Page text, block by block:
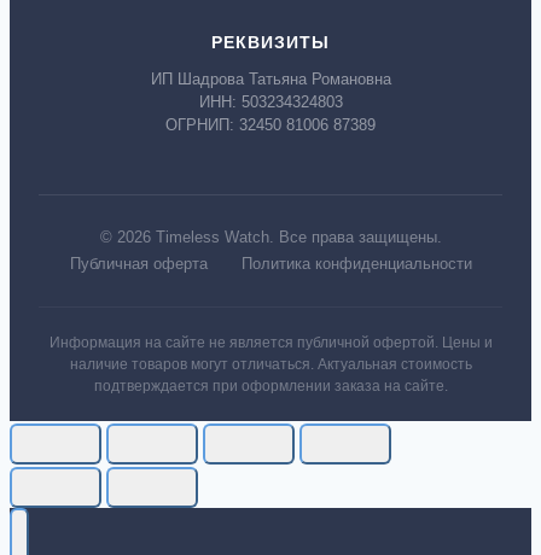
РЕКВИЗИТЫ
ИП Шадрова Татьяна Романовна
ИНН: 503234324803
ОГРНИП: 32450 81006 87389
© 2026 Timeless Watch. Все права защищены.
Публичная оферта
Политика конфиденциальности
Информация на сайте не является публичной офертой. Цены и
наличие товаров могут отличаться. Актуальная стоимость
подтверждается при оформлении заказа на сайте.